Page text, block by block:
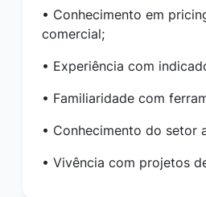
• Conhecimento em
comercial;
• Experiência com
• Familiaridade com
• Conhecimento do setor
• Vivência com projetos